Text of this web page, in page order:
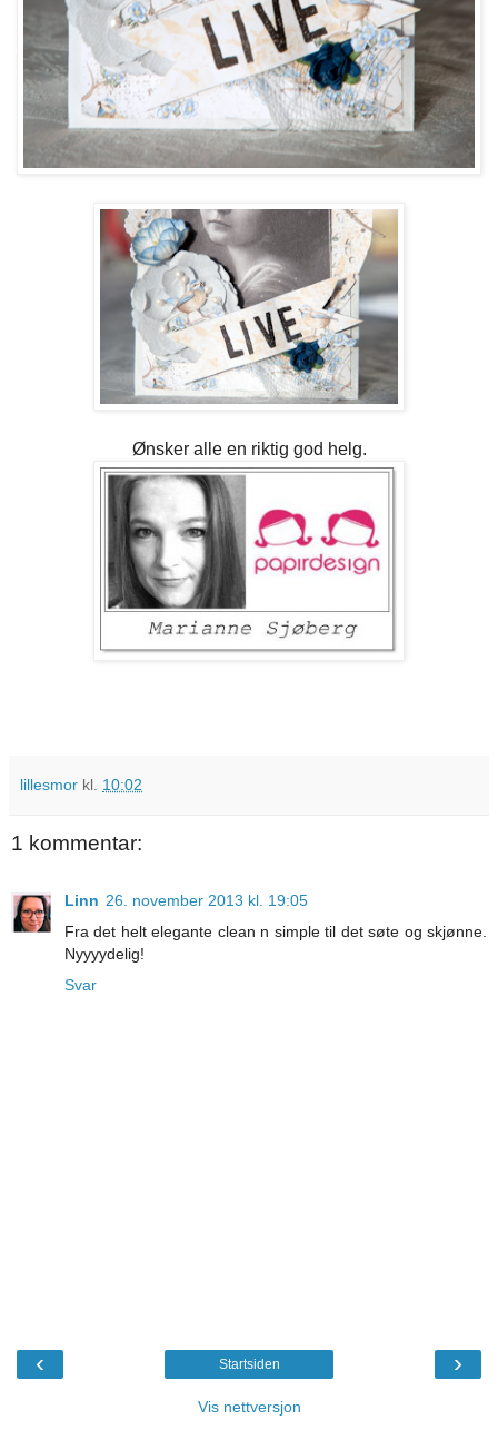
Ønsker alle en riktig god helg.
lillesmor kl. 10:02
1 kommentar:
Linn 26. november 2013 kl. 19:05
Fra det helt elegante clean n simple til det søte og skjønne.
Nyyyydelig!
Svar
‹ ›
Startsiden
Vis nettversjon